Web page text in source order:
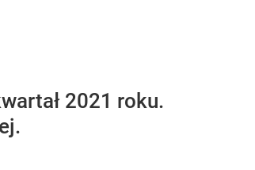
2021 roku.